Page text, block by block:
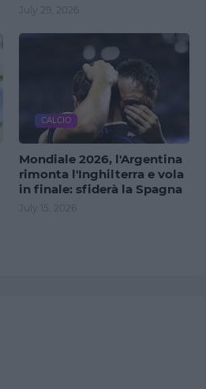
July 29, 2026
CALCIO
Mondiale 2026, l'Argentina
rimonta l'Inghilterra e vola
in finale: sfiderà la Spagna
July 15, 2026